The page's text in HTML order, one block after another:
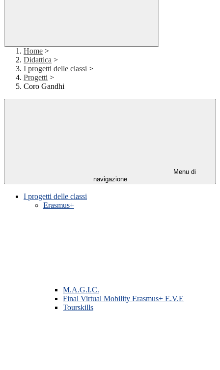
Home >
Didattica >
I progetti delle classi >
Progetti >
Coro Gandhi
Menu di
navigazione
I progetti delle classi
Erasmus+
M.A.G.I.C.
Final Virtual Mobility Erasmus+ E.V.E
Tourskills